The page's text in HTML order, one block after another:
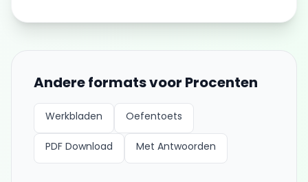
Andere formats voor Procenten
Werkbladen Oefentoets
PDF Download Met Antwoorden